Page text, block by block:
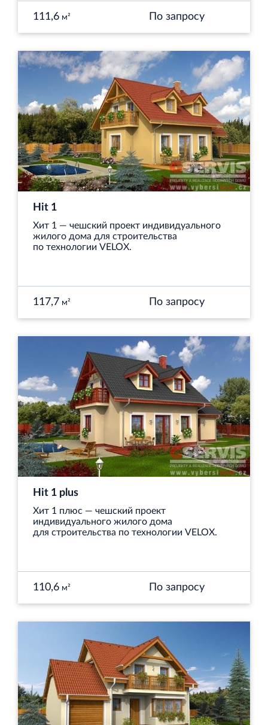
111,6 м² По запросу
Hit 1
Хит 1 — чешский проект индивидуального
жилого дома для строительства
по технологии VELOX.
117,7 м² По запросу
Hit 1 plus
Хит 1 плюс — чешский проект
индивидуального жилого дома
для строительства по технологии VELOX.
110,6 м² По запросу